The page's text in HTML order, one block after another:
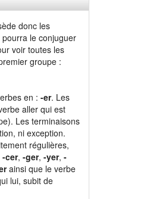
donc les
le conjuguer
voir toutes les
groupe :
en : -er. Les
aller qui est
Les terminaisons
ni exception.
régulières,
-cer, -ger, -yer, -
ainsi que le verbe
lui, subit de